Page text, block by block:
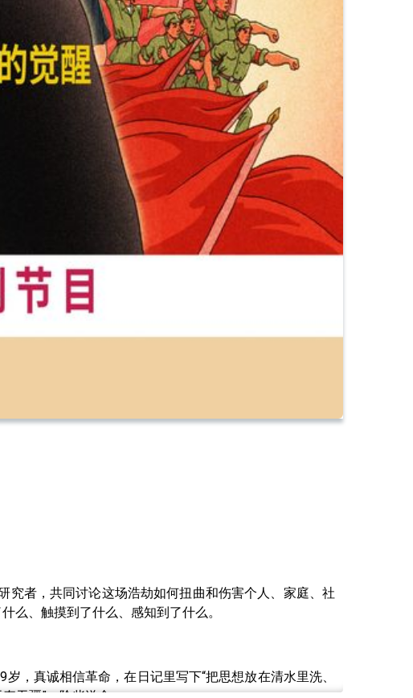
者，共同讨论这场浩劫如何扭曲和伤害个人、家庭、社
么、触摸到了什么、感知到了什么。
，真诚相信革命，在日记里写下“把思想放在清水里洗、